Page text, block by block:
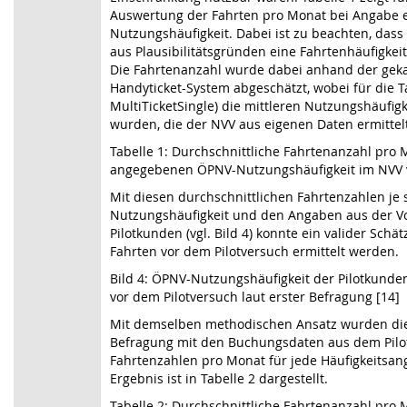
Auswertung der Fahrten pro Monat bei Angabe
Nutzungshäufigkeit. Dabei ist zu beachten,
aus Plausibilitätsgründen eine
Die Fahrtenanzahl wurde dabei anhand der
Handyticket-System abgeschätzt, wobei für die
MultiTicketSingle) die mittleren
wurden, die der NVV aus eigenen Daten
Tabelle 1: Durchschnittliche Fahrtenanzahl pro
angegebenen ÖPNV-Nutzungshäufigkeit im
Mit diesen durchschnittlichen Fahrtenzahlen je
Nutzungshäufigkeit und den Angaben aus der
Pilotkunden (vgl. Bild 4) konnte ein valider
Fahrten vor dem Pilotversuch ermittelt werden.
Bild 4: ÖPNV-Nutzungshäufigkeit der
vor dem Pilotversuch laut erster Befragung [14]
Mit demselben methodischen Ansatz wurden
Befragung mit den Buchungsdaten aus dem
Fahrtenzahlen pro Monat für jede
Ergebnis ist in Tabelle 2 dargestellt.